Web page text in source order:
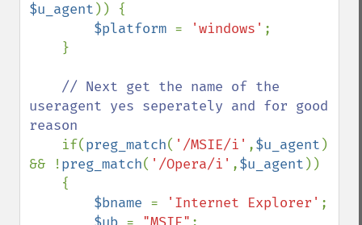
$u_agent )) {
$platform = 'windows' ;
// Next get the name of the
useragent yes seperately and for good
reason
if(preg_match( '/MSIE/i' ,$u_agent )
&& !preg_match( '/Opera/i' ,$u_agent ))
$bname = 'Internet Explorer' ;